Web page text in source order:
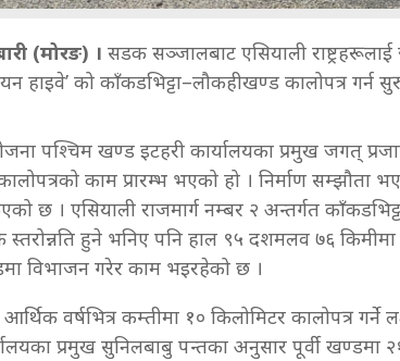
(मोरङ) । सडक सञ्जालबाट एसियाली
हाइवे’ को काँकडभिट्टा–लौकहीखण्ड कालोपत्र गर्न
पश्चिम खण्ड इटहरी कार्यालयका प्रमुख जगत्
काम प्रारम्भ भएको हो । निर्माण सम्झौता
छ । एसियाली राजमार्ग नम्बर २ अन्तर्गत
हुने भनिए पनि हाल ९५ दशमलव ७६ किमीमा
विभाजन गरेर काम भइरहेको छ ।
वर्षभित्र कम्तीमा १० किलोमिटर कालोपत्र
प्रमुख सुनिलबाबु पन्तका अनुसार पूर्वी खण्डमा